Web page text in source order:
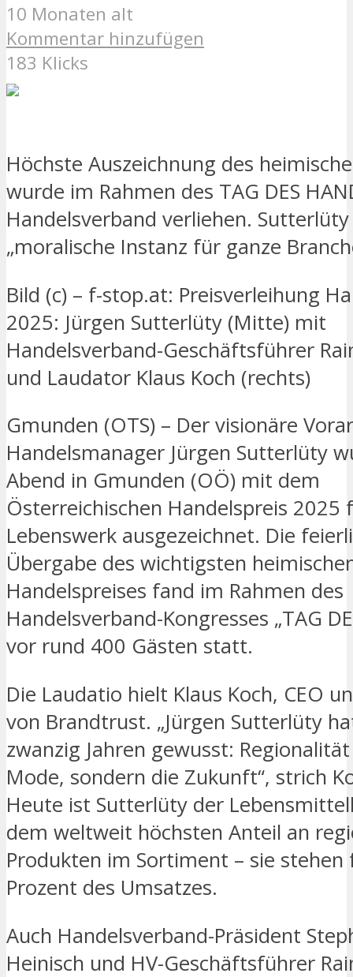
10 Monaten alt
Kommentar hinzufügen
183 Klicks
Höchste Auszeichnung des
wurde im Rahmen des TAG DES
Handelsverband verliehen.
„moralische Instanz für ganze
Bild (c) – f-stop.at: Preisverleihung
2025: Jürgen Sutterlüty (Mitte) mit
Handelsverband-Geschäftsführer
und Laudator Klaus Koch (rechts)
Gmunden (OTS) – Der visionäre
Handelsmanager Jürgen Sutterlüty
Abend in Gmunden (OÖ) mit dem
Österreichischen Handelspreis 2025
Lebenswerk ausgezeichnet. Die
Übergabe des wichtigsten
Handelspreises fand im Rahmen des
Handelsverband-Kongresses „TAG
vor rund 400 Gästen statt.
Die Laudatio hielt Klaus Koch, CEO
von Brandtrust. „Jürgen Sutterlüty
zwanzig Jahren gewusst:
Mode, sondern die Zukunft“, strich
Heute ist Sutterlüty der
dem weltweit höchsten Anteil an
Produkten im Sortiment – sie stehen
Prozent des Umsatzes.
Auch Handelsverband-Präsident
Heinisch und HV-Geschäftsführer